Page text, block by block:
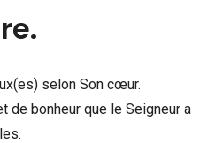
selon Son cœur.
de bonheur que le Seigneur a